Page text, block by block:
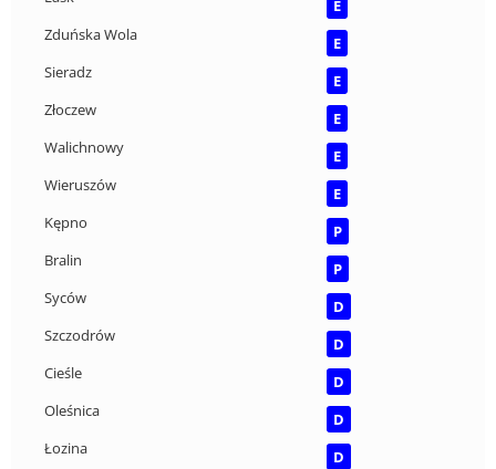
E
Zduńska Wola
E
Sieradz
E
Złoczew
E
Walichnowy
E
Wieruszów
E
Kępno
P
Bralin
P
Syców
D
Szczodrów
D
Cieśle
D
Oleśnica
D
Łozina
D